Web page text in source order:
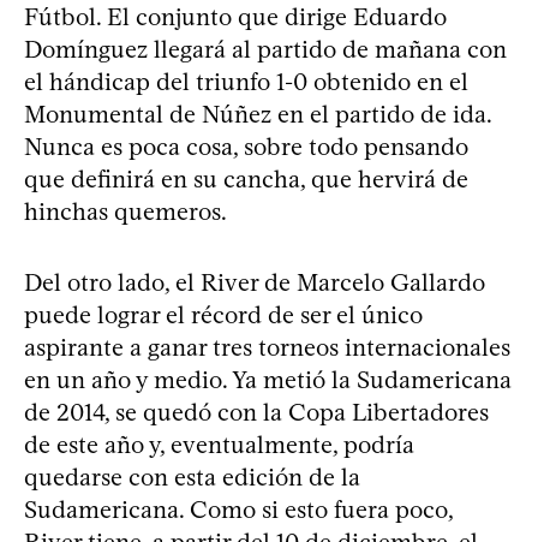
Fútbol. El conjunto que dirige Eduardo
Domínguez llegará al partido de mañana con
el hándicap del triunfo 1-0 obtenido en el
Monumental de Núñez en el partido de ida.
Nunca es poca cosa, sobre todo pensando
que definirá en su cancha, que hervirá de
hinchas quemeros.
Del otro lado, el River de Marcelo Gallardo
puede lograr el récord de ser el único
aspirante a ganar tres torneos internacionales
en un año y medio. Ya metió la Sudamericana
de 2014, se quedó con la Copa Libertadores
de este año y, eventualmente, podría
quedarse con esta edición de la
Sudamericana. Como si esto fuera poco,